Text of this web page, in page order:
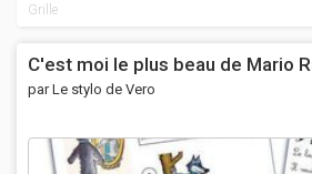
C'est moi le plus beau de Mario
par Le stylo de Vero